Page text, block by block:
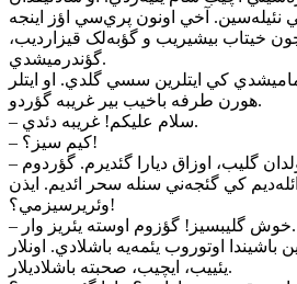
نئيله‌سين. آخي اونون پري‌سي اؤز اينجه
خيتاب بيشيريب و گؤبه‌لک قيزارديب،
گؤندرميشدي.
کي ايتلرين سسي گلدي. او ايتلر
هورن طرفه باخيب بير غريبه گؤردو.
– سلام عليکم! غريبه دئدي.
– کيم سيز؟!
– غريبم… درويشم، اوزاق يولدان گليب، اوزاق ديارا گئديرم. گؤردوم
ائله‌ديم کي گئجه‌ني سنله سحر ائديم. ايذن
وئريرسيزمي؟!
– خوش گليبسيز! گؤزوم اوسته يئريز وار.
اوتوروب يئمه‌يه باشلادي. اونلار
يئييب، ايچيب، صحبته باشلاديلار.